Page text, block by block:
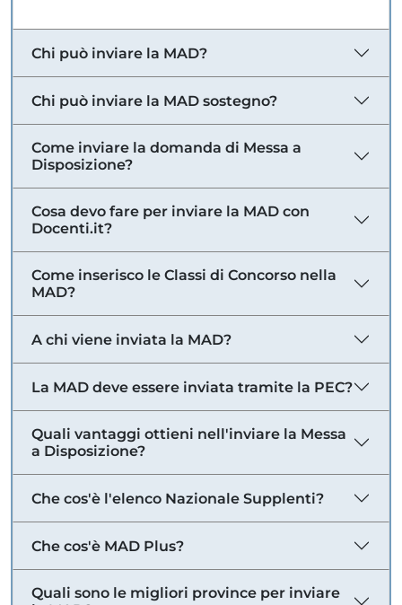
Chi può inviare la MAD?
Chi può inviare la MAD sostegno?
Come inviare la domanda di Messa a
Disposizione?
Cosa devo fare per inviare la MAD con
Docenti.it?
Come inserisco le Classi di Concorso nella
MAD?
A chi viene inviata la MAD?
La MAD deve essere inviata tramite la PEC?
Quali vantaggi ottieni nell'inviare la Messa
a Disposizione?
Che cos'è l'elenco Nazionale Supplenti?
Che cos'è MAD Plus?
Quali sono le migliori province per inviare